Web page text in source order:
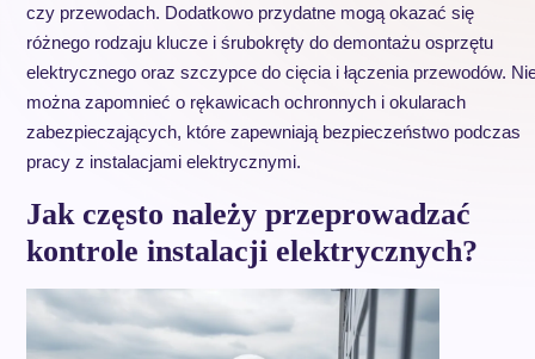
czy przewodach. Dodatkowo przydatne mogą okazać się
różnego rodzaju klucze i śrubokręty do demontażu osprzętu
elektrycznego oraz szczypce do cięcia i łączenia przewodów.
można zapomnieć o rękawicach ochronnych i okularach
zabezpieczających, które zapewniają bezpieczeństwo podczas
pracy z instalacjami elektrycznymi.
Jak często należy przeprowadzać
kontrole instalacji elektrycznych?